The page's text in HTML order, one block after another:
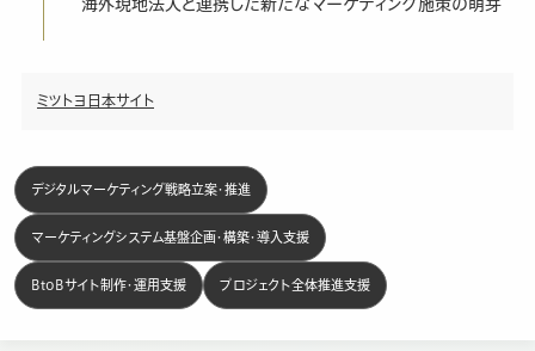
海外現地法人と連携した新たなマーケティング施策の萌芽
ミツトヨ日本サイト
デジタルマーケティング戦略立案・推進
マーケティングシステム基盤企画・構築・導入支援
BtoBサイト制作・運用支援 プロジェクト全体推進支援